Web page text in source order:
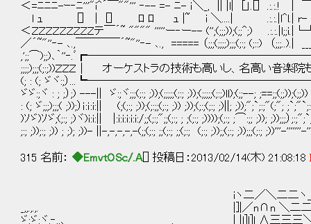
＜=ﾆﾆﾆ-ｰ‐ﾆ'''"i^´￣""''' ‐-- =- ﾆ- ｉ＼_, || |l| [」.[] .:.:.! |
l ｭ [] | [] ﾛ ﾛ ｭ |~ i ＼....| .:.:.|l^l.| r- i r- i ｉ;
＜ＺＺＺＺＺＺＺＺＺテ￣´~ """" '''''ー‐ー-- ('';(;;;));(;;^;)
／´~"''‐- ､.,￣￣￣￣´~"''‐- ､., ===== （;;;(;;;;);;;(;:; (;::) （
,';;⌒);;)､｀''‐.ﾞ
;;;;);;;(;:;))ＺＺＺ│ オーケストラの技術も高いし、名高い音
(; : (; ゞヾ:;）
ゞゞ:;ヾ : ; ;）;) ---|| ゞ:;ヾ;;;(;:; ;));(;;;;;(;:; ;));(;;;;;(;:;)ll);(;;--;
: (; ゞ;;;);;;( ;));）ｉ:ｉ:i:|| (;(;:; ;));(;:;;(;:; ;)) ;));(;:;(;:; ;)||; ;));";`;:;"(;";
)ｿゞ)ｿゞ;(;:; ;)ヾ)i:i:|| |:i:i:i:i:i:/;;(;:;";;(;:; ; ;(;:; ;))));(;:; ;⌒:;; ;)); ;));;;）
;:; ;));:; ;)) ; ;); ;))- ||-,-,-,-,-(;;(;:; ;;(;:; ;;(;:; (;:; ;));;(;:; ;));;;(;:;
315 名前： ◆EmvtOSc/.A[] 投稿日：2013/02/14(木) 21:08:18
iヽ二／＼二二ヽ＿＿＿
_,,.,.,. |]|／n∩n ＼二二二二二
ゞ;ゞ;ヾ,‐,,､ . ＿＿ | |l]l]l ∧三三三＼l]l]l]l]l]l]l]l]